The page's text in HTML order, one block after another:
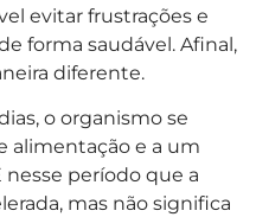
evitar frustrações e
forma saudável. Afinal,
diferente.
o organismo se
alimentação e a um
período que a
mas não significa